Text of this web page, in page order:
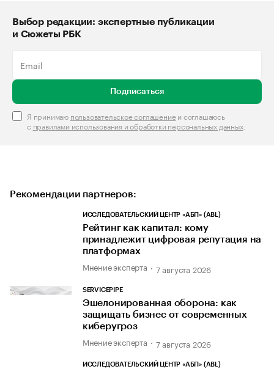
Выбор редакции: экспертные публикации
и Сюжеты РБК
Подписаться
Я принимаю пользовательское соглашениеи соглашаюсь
с правилами использования и обработки персональных данных.
Рекомендации партнеров:
ИССЛЕДОВАТЕЛЬСКИЙ ЦЕНТР «АБП» (ABL)
Рейтинг как капитал: кому
принадлежит цифровая репутация на
платформах
Мнение эксперта 7 августа 2026
SERVICEPIPE
Эшелонированная оборона: как
защищать бизнес от современных
киберугроз
Мнение эксперта 7 августа 2026
ИССЛЕДОВАТЕЛЬСКИЙ ЦЕНТР «АБП» (ABL)